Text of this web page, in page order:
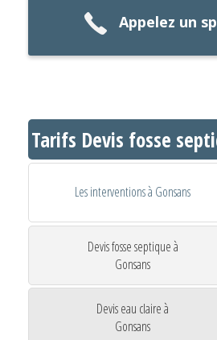
Appelez un
Tarifs Devis fosse
Les interventions à Gonsans
Devis fosse septique à
Gonsans
Devis eau claire à
Gonsans